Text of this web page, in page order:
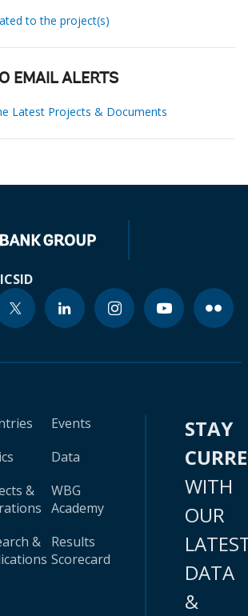
to the project(s)
EMAIL ALERTS
Latest Projects & Documents
ICSID
&
&
Events
Data
WBG
Academy
Results
Scorecard
STAY
WITH
OUR
DATA
&